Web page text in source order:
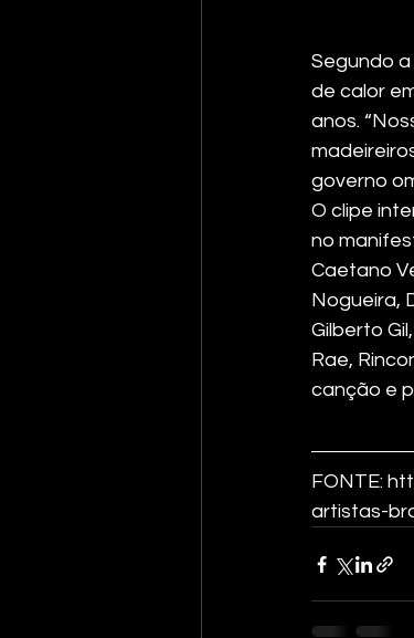
Segundo
de calor
anos.
governo
O clipe
no
Caetano
Nogueira,
Gilberto
Rae,
canção e
FONTE:
artistas-